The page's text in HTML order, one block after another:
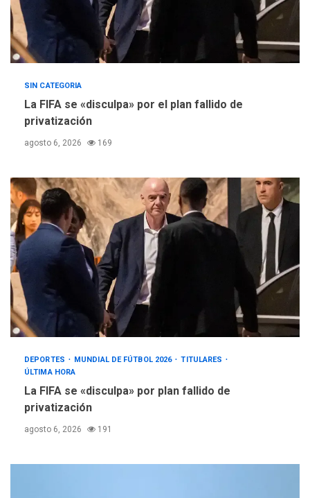
SIN CATEGORIA
La FIFA se «disculpa» por el plan fallido de
privatización
agosto 6, 2026 169
DEPORTES MUNDIAL DE FÚTBOL 2026
TITULARES
ÚLTIMA HORA
La FIFA se «disculpa» por plan fallido de
privatización
agosto 6, 2026 191